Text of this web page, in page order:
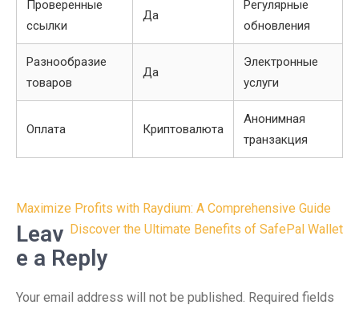
Проверенные
ссылки
Да
Регулярные
обновления
Разнообразие
товаров
Да
Электронные
услуги
Оплата Криптовалюта
Анонимная
транзакция
Post
navigation
Maximize Profits with Raydium: A Comprehensive Guide
Discover the Ultimate Benefits of SafePal Wallet
Leav
e a Reply
Your email address will not be published. Required fields